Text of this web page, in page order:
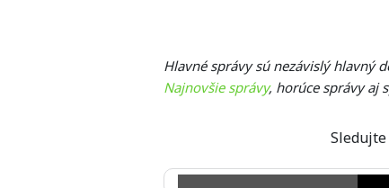
Hlavné správy sú nezávislý hlavný
Najnovšie správy, horúce správy aj